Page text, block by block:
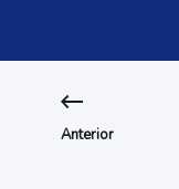
Anterior